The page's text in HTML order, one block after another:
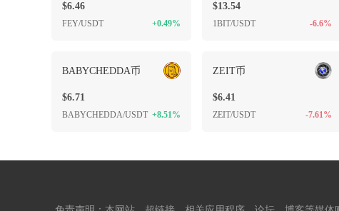
$6.46
FEY/USDT +0.49%
$13.54
1BIT/USDT -6.6%
BABYCHEDDA币
$6.71
BABYCHEDDA/USDT +8.51%
ZEIT币
$6.41
ZEIT/USDT -7.61%